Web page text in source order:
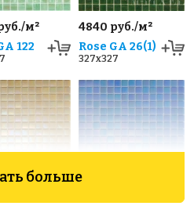
м²
122
4840 руб./м²
Rose GA 26(1)
327x327
м²
2334 руб./м²
больше